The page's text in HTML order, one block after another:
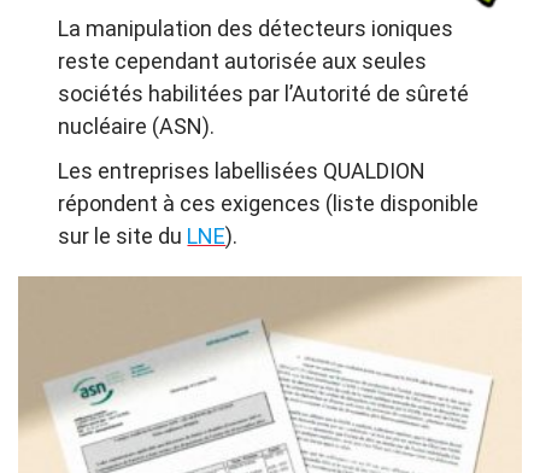
La manipulation des détecteurs ioniques
reste cependant autorisée aux seules
sociétés habilitées par l’Autorité de sûreté
nucléaire (ASN).
Les entreprises labellisées QUALDION
répondent à ces exigences (liste disponible
sur le site du LNE).